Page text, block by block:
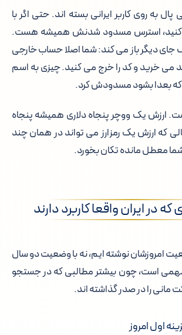
پال به روی کاربر ایرانی بسته اند. حتی اگر با
کنید، استرس مسدود شدنش همیشه هست.
جای دیگر باز می کند: شما اصلا حساب خارجی
می خرید و کد را خرج می کنید. چیزی به اسم
بعدا بشود مسدودش کرد.
ارزش یک ووچر پنجاه دلاری همیشه پنجاه
که ارزش یک رمزارز می تواند در همان چند
معطل مانده تکان بخورد.
در ایران واقعا کاربرد دارند
امروزشان نوشته ایم، نه با وضعیت دو سال
است، چون بیشتر مطالبی که در جستجو
مانی را در صدر گذاشته اند.
اول امروز